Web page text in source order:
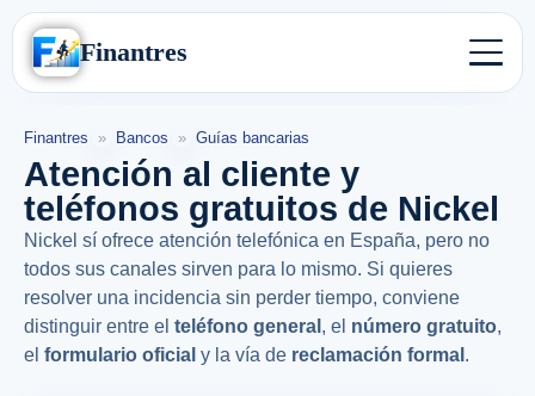
Finantres
Finantres » Bancos » Guías bancarias
Atención al cliente y
teléfonos gratuitos de Nickel
Nickel sí ofrece atención telefónica en España, pero no
todos sus canales sirven para lo mismo. Si quieres
resolver una incidencia sin perder tiempo, conviene
distinguir entre el teléfono general , el número gratuito,
el formulario oficial y la vía de reclamación formal .